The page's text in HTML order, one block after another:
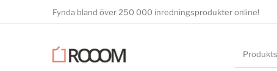
Fynda bland över 250 000 inredningsprodukter online!